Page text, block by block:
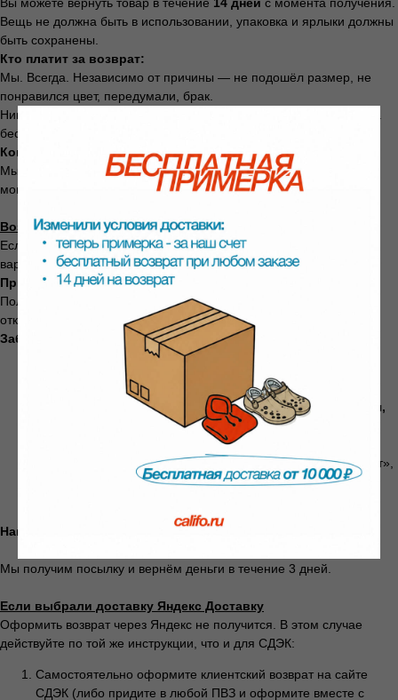
Вещь не должна быть в использовании, упаковка и ярлыки должны
быть сохранены.
Кто платит за возврат:
Мы. Всегда. Независимо от причины — не подошёл размер, не
понравился цвет, передумали, брак.
Никаких скрытых платежей. Даже если при заказе доставка была
бесплатной — мы ничего не удерживаем.
Когда придут деньги:
Мы вернём стоимость товара в течение3 рабочих дней
момента получения посылки на нашем складе.
Возврат через СДЭК
Если при заказе вы выбрали доставку СДЭК, у вас есть два
варианта:
Примерка сразу в ПВЗ
Получили посылку, примерили в пункте выдачи. Не подошло —
отказались на месте. Ничего оформлять не нужно.
Забрали домой и решили вернуть
страницу возврата СДЭК
Укажите себя отправителем
Адрес нашего ПВЗ для возврата:г. Пермь, ул. 25 октября,
Упакуйте вещь (как пришла, ярлыки на месте)
Отнесите в любой ПВЗ СДЭК, скажите «клиентский возврат»,
назовите номер заказа, который сформировали до этого и
Наш код для возврата (если оформляете в ПВЗ):
Мы получим посылку и вернём деньги в течение 3 дней.
Если выбрали доставку Яндекс Доставку
Оформить возврат через Яндекс не получится. В этом случае
действуйте по той же инструкции, что и для СДЭК:
Самостоятельно оформите клиентский возврат на сайте
СДЭК (либо придите в любой ПВЗ и оформите вместе с